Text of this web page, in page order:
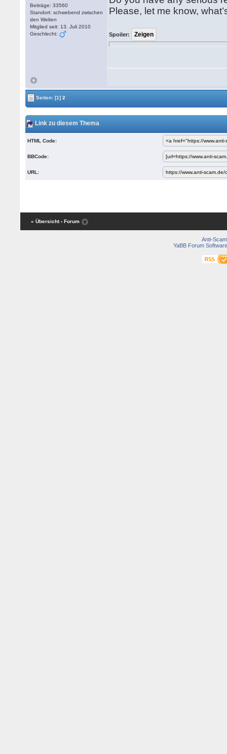
Beiträge: 33560
Standort: schwebend zwischen
den Welten
Mitglied seit: 13. Juli 2010
Geschlecht:
Please, let me know,
Spoiler:
Seiten:[1] 2
Link zu diesem Thema
HTML Code:
BBCode:
URL:
« Übersicht ‹ Forum
Anti-Scam
YaBB Forum Software